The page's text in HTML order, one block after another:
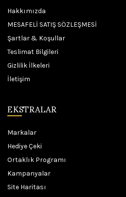
Hakkımızda
MESAFELİ SATIŞ SÖZLEŞMESİ
Şartlar & Koşullar
Teslimat Bilgileri
Gizlilik İlkeleri
İletişim
EKSTRALAR
Markalar
Hediye Çeki
Ortaklık Programı
Kampanyalar
Site Haritası